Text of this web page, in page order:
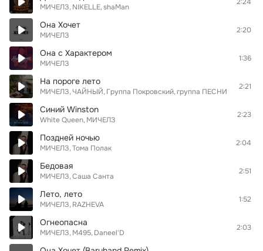
МИЧЕЛЗ NIKELLE shaMan
Она Хочет
МИЧЕЛЗ
2:20
Она с Характером
МИЧЕЛЗ
1:36
На пороге лето
МИЧЕЛЗ ЧАЙНЫЙ Группа Покровский группа ПЕСНИ
2:21
Синий Winston
White Queen МИЧЕЛЗ
2:23
Поздней ночью
МИЧЕЛЗ Тома Полак
2:04
Бедовая
МИЧЕЛЗ Саша Санта
2:51
Лето, лето
МИЧЕЛЗ RAZHEVA
1:52
Огнеопасна
МИЧЕЛЗ M495 Daneel'D
2:03